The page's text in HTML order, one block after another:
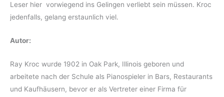
Leser hier vorwiegend ins Gelingen verliebt sein müssen. Kroc
jedenfalls, gelang erstaunlich viel.
Autor:
Ray Kroc wurde 1902 in Oak Park, Illinois geboren und
arbeitete nach der Schule als Pianospieler in Bars, Restaurants
und Kaufhäusern, bevor er als Vertreter einer Firma für